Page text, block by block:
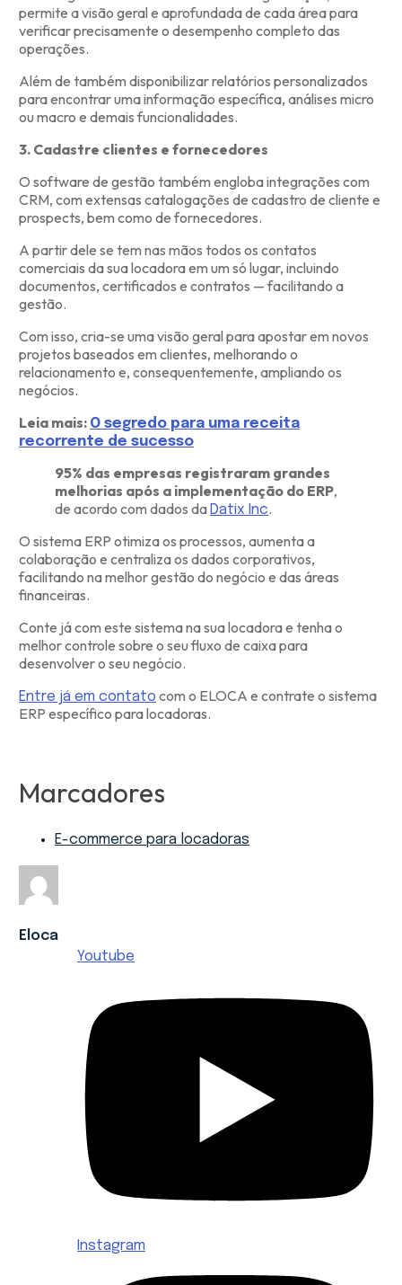
permite a visão geral e aprofundada de cada área para
verificar precisamente o desempenho completo das
operações.
Além de também disponibilizar relatórios personalizados
para encontrar uma informação específica, análises micro
ou macro e demais funcionalidades.
3. Cadastre clientes e fornecedores
O software de gestão também engloba integrações com
CRM, com extensas catalogações de cadastro de cliente e
prospects, bem como de fornecedores.
A partir dele se tem nas mãos todos os contatos
comerciais da sua locadora em um só lugar, incluindo
documentos, certificados e contratos — facilitando a
gestão.
Com isso, cria-se uma visão geral para apostar em novos
projetos baseados em clientes, melhorando o
relacionamento e, consequentemente, ampliando os
negócios.
Leia mais: O segredo para uma receita
recorrente de sucesso
95% das empresas registraram grandes
melhorias após a implementação do ERP,
de acordo com dados daDatix Inc.
O sistema ERP otimiza os processos, aumenta a
colaboração e centraliza os dados corporativos,
facilitando na melhor gestão do negócio e das áreas
financeiras.
Conte já com este sistema na sua locadora e tenha o
melhor controle sobre o seu fluxo de caixa para
desenvolver o seu negócio.
Entre já em contato com o ELOCA e contrate o sistema
ERP específico para locadoras.
Marcadores
E-commerce para locadoras
Eloca
Youtube
Instagram